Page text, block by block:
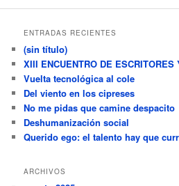
ENTRADAS RECIENTES
(sin título)
XIII ENCUENTRO DE
Vuelta tecnológica al cole
Del viento en los cipreses
No me pidas que camine despacito
Deshumanización social
Querido ego: el talento hay que
ARCHIVOS